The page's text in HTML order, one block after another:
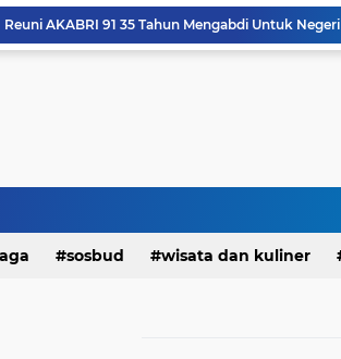
Reuni AKABRI 91 35 Tahun Mengabdi Untuk Negeri
sosbud wisata dan kuliner